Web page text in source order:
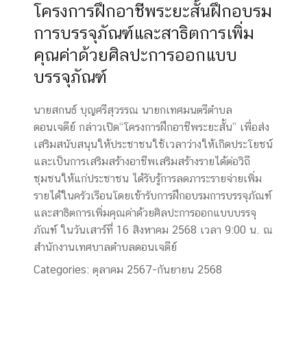
โครงการฝึกอาชีพระยะสั้นฝึกอบรม
การบรรจุภัณฑ์และสาธิตการเพิ่ม
คุณค่าด้วยศิลปะการออกแบบ
บรรจุภัณฑ์
นายสกนธ์ บุญศรีสุวรรณ นายกเทศมนตรีตำบล
ดอนเจดีย์ กล่าวเปิด“โครงการฝึกอาชีพระยะสั้น” เพื่อส่ง
เสริมสนับสนุนให้ประชาชนใช้เวลาว่างให้เกิดประโยชน์
และเป็นการเสริมสร้างอาชีพเสริมสร้างรายได้ต่อวิถี
ชุมชนให้แก่ประชาชน ได้รับรู้การลดภาระรายจ่ายเพิ่ม
รายได้ในครัวเรือนโดยเข้ารับการฝึกอบรมการบรรจุภัณฑ์
และสาธิตการเพิ่มคุณค่าด้วยศิลปะการออกแบบบรรจุ
ภัณฑ์ ในวันเสาร์ที่ 16 สิงหาคม 2568 เวลา 9:00 น. ณ
สำนักงานเทศบาลตำบลดอนเจดีย์
Categories: ตุลาคม 2567-กันยายน 2568